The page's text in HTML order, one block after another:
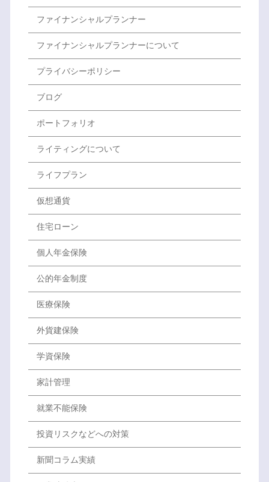
ファイナンシャルプランナー
ファイナンシャルプランナーについて
プライバシーポリシー
ブログ
ポートフォリオ
ライティングについて
ライフプラン
仮想通貨
住宅ローン
個人年金保険
公的年金制度
医療保険
外貨建保険
学資保険
家計管理
就業不能保険
投資リスクなどへの対策
新聞コラム実績